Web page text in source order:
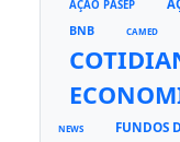
AÇÃO PASEP
BNB CAMED
NEWS FUNDOS